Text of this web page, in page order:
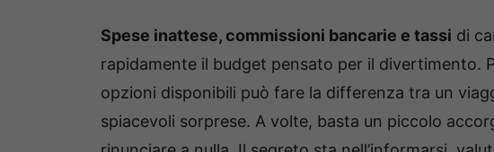
Spese inattese, commissioni bancarie e tassi di
rapidamente il budget pensato per il divertimento.
opzioni disponibili può fare la differenza tra un
spiacevoli sorprese. A volte, basta un piccolo